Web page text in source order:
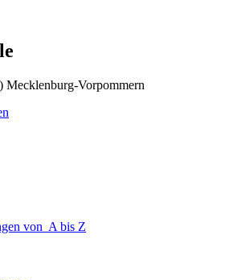
Mecklenburg-Vorpommern
­von ­ ­A bis Z